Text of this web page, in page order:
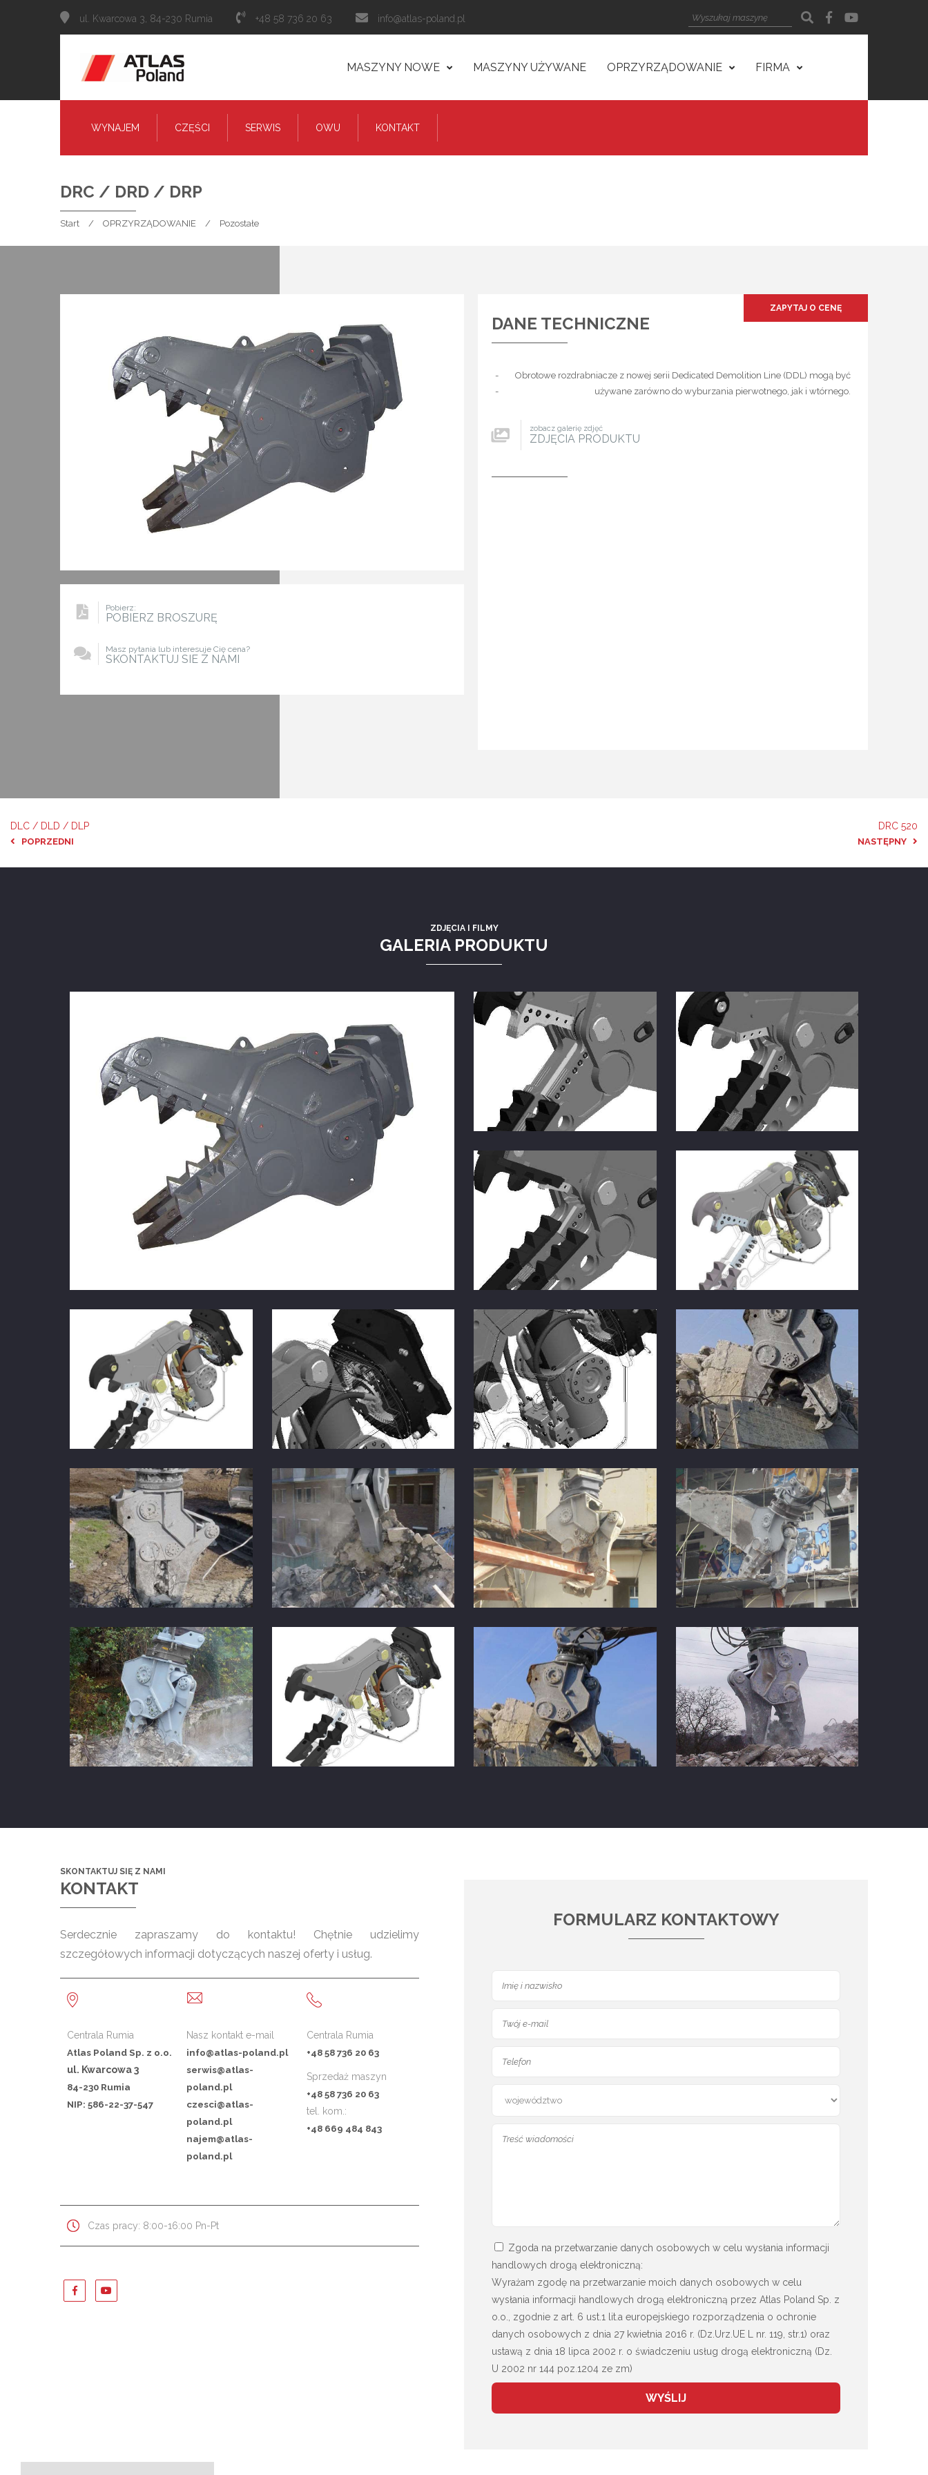
ul. Kwarcowa 3, 84-230 Rumia +48 58 736 20 63 info@atlas-poland.pl
MASZYNY NOWE MASZYNY UŻYWANE OPRZYRZĄDOWANIE FIRMA
WYNAJEM CZĘŚCI SERWIS OWU KONTAKT
DRC / DRD / DRP
Start OPRZYRZĄDOWANIE Pozostałe
Pobierz:
POBIERZ BROSZURĘ
Masz pytania lub interesuje Cię cena?
SKONTAKTUJ SIE Z NAMI
ZAPYTAJ O CENĘ
DANE TECHNICZNE
-
-
Obrotowe rozdrabniacze z nowej serii Dedicated Demolition Line (DDL) mogą być
używane zarówno do wyburzania pierwotnego, jak i wtórnego.
zobacz galerię zdjęć
ZDJĘCIA PRODUKTU
DLC / DLD / DLP
POPRZEDNI
DRC 520
NASTĘPNY
GALERIA PRODUKTU
ZDJĘCIA I FILMY
KONTAKT
SKONTAKTUJ SIĘ Z NAMI
Serdecznie zapraszamy do kontaktu! Chętnie udzielimy
szczegółowych informacji dotyczących naszej oferty i usług.
Centrala Rumia
Atlas Poland Sp. z o.o.
ul. Kwarcowa 3
84-230 Rumia
NIP: 586-22-37-547
Nasz kontakt e-mail
info@atlas-poland.pl
serwis@atlas-
poland.pl
czesci@atlas-
poland.pl
najem@atlas-
poland.pl
Centrala Rumia
+48 58 736 20 63
Sprzedaż maszyn
+48 58 736 20 63
tel. kom.:
+48 669 484 843
Czas pracy: 8:00-16:00 Pn-Pt
FORMULARZ KONTAKTOWY
Zgoda na przetwarzanie danych osobowych w celu wysłania informacji
handlowych drogą elektroniczną:
Wyrażam zgodę na przetwarzanie moich danych osobowych w celu
wysłania informacji handlowych drogą elektroniczną przez Atlas Poland Sp. z
o.o., zgodnie z art. 6 ust.1 lit.a europejskiego rozporządzenia o ochronie
danych osobowych z dnia 27 kwietnia 2016 r. (Dz.Urz.UE L nr. 119, str.1) oraz
ustawą z dnia 18 lipca 2002 r. o świadczeniu usług drogą elektroniczną (Dz.
U 2002 nr 144 poz.1204 ze zm)